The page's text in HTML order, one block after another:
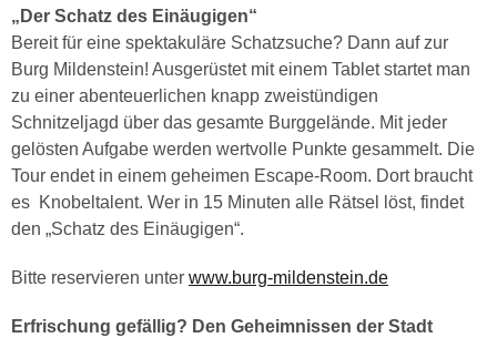
„Der Schatz des Einäugigen“
Bereit für eine spektakuläre Schatzsuche? Dann auf zur
Burg Mildenstein! Ausgerüstet mit einem Tablet startet man
zu einer abenteuerlichen knapp zweistündigen
Schnitzeljagd über das gesamte Burggelände. Mit jeder
gelösten Aufgabe werden wertvolle Punkte gesammelt. Die
Tour endet in einem geheimen Escape-Room. Dort braucht
es Knobeltalent. Wer in 15 Minuten alle Rätsel löst, findet
den „Schatz des Einäugigen“.
Bitte reservieren unter www.burg-mildenstein.de
Erfrischung gefällig? Den Geheimnissen der Stadt